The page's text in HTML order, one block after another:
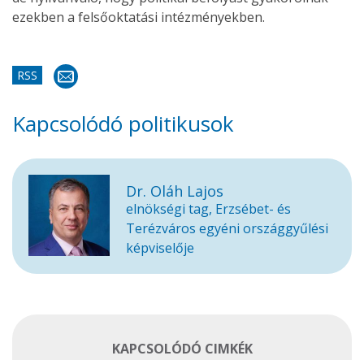
ezekben a felsőoktatási intézményekben.
RSS
Kapcsolódó politikusok
Dr. Oláh Lajos
elnökségi tag, Erzsébet- és
Terézváros egyéni országgyűlési
képviselője
KAPCSOLÓDÓ CIMKÉK